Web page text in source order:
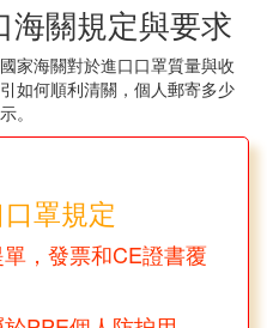
海關規定與要求
家海關對於進口口罩質量與收
如何順利清關，個人郵寄多少
。
罩規定
，發票和CE證書覆